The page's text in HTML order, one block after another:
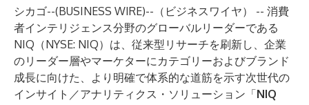
シカゴ--(BUSINESS WIRE)-- （ビジネスワイヤ） -- 消費
者インテリジェンス分野のグローバルリーダーである
NIQ（NYSE: NIQ）は、従来型リサーチを刷新し、企業
のリーダー層やマーケターにカテゴリーおよびブランド
成長に向けた、より明確で体系的な道筋を示す次世代の
インサイト／アナリティクス・ソリューション「NIQ